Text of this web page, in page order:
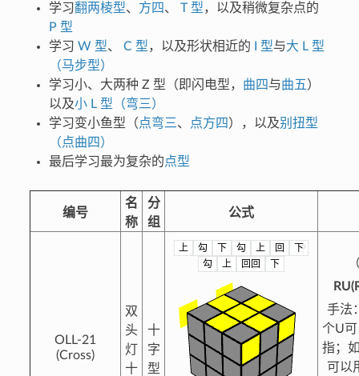
学习翻两棱型、 方四 、T 型，以及稍微复杂点的
P 型
学习W 型、C 型，以及形状相近的 I 型与大 L 型
（马步型）
学习小、大两种 Z 型（即闪电型， 曲四 与曲五 ）
以及小 L 型（弯三）
学习变小鱼型（ 点弯三 、 点方四 ），以及别扭型
（点曲四）
最后学习最为复杂的点型
编号
名
称
分
组
公式
OLL-21
(Cross)
双
头
灯
十
十
字
型
上 勾 下 勾 上 回
下
勾
上 回回 下
?
手法
个U
指；
可以